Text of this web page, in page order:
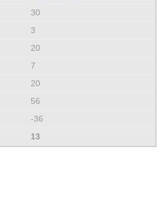
30
3
20
7
20
56
-36
13